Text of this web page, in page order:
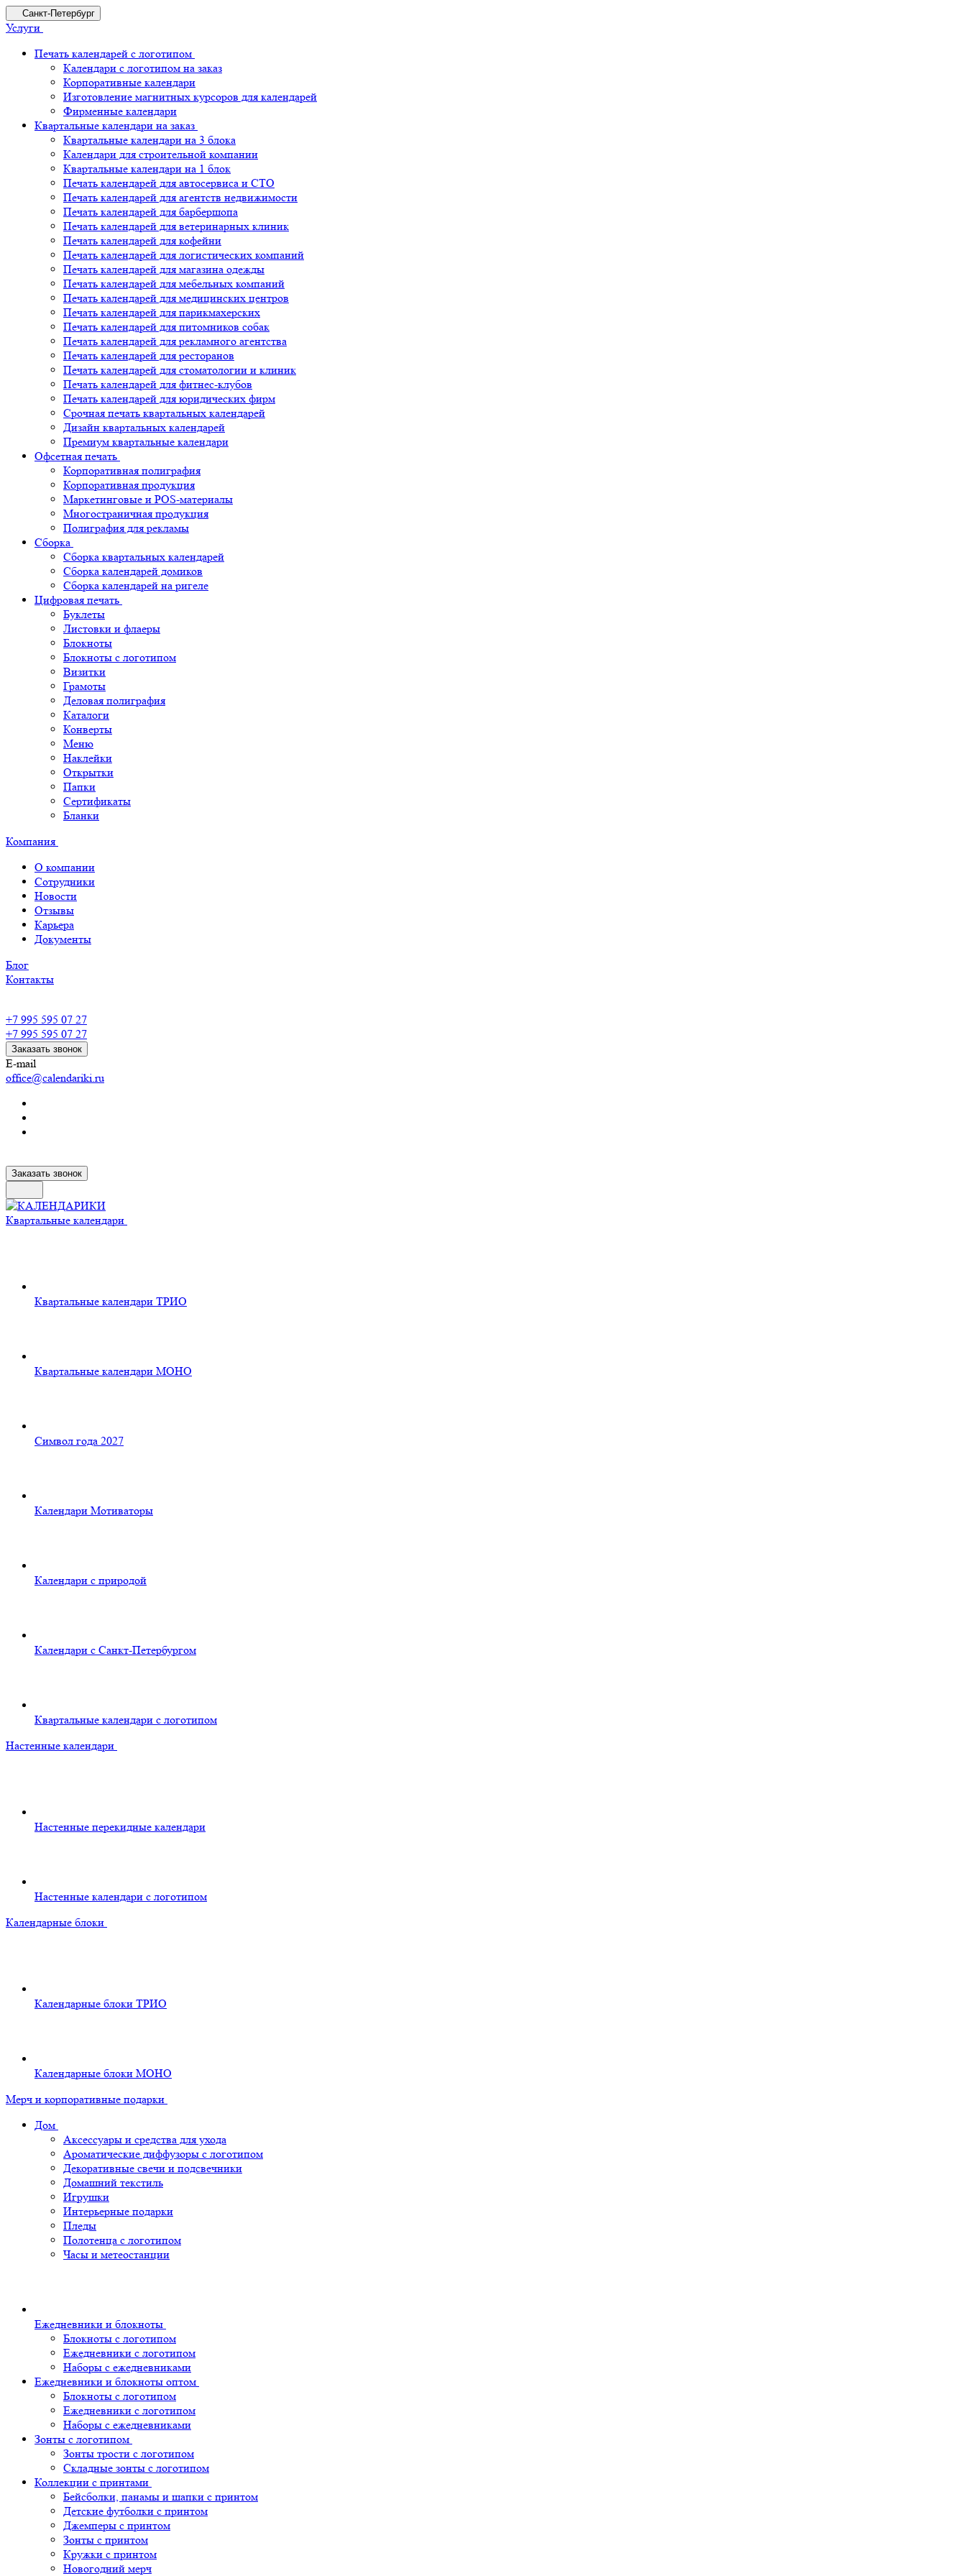
Санкт-Петербург
Услуги
Печать календарей с логотипом
Календари с логотипом на заказ
Корпоративные календари
Изготовление магнитных курсоров для календарей
Фирменные календари
Квартальные календари на заказ
Квартальные календари на 3 блока
Календари для строительной компании
Квартальные календари на 1 блок
Печать календарей для автосервиса и СТО
Печать календарей для агентств недвижимости
Печать календарей для барбершопа
Печать календарей для ветеринарных клиник
Печать календарей для кофейни
Печать календарей для логистических компаний
Печать календарей для магазина одежды
Печать календарей для мебельных компаний
Печать календарей для медицинских центров
Печать календарей для парикмахерских
Печать календарей для питомников собак
Печать календарей для рекламного агентства
Печать календарей для ресторанов
Печать календарей для стоматологии и клиник
Печать календарей для фитнес-клубов
Печать календарей для юридических фирм
Срочная печать квартальных календарей
Дизайн квартальных календарей
Премиум квартальные календари
Офсетная печать
Корпоративная полиграфия
Корпоративная продукция
Маркетинговые и POS-материалы
Многостраничная продукция
Полиграфия для рекламы
Сборка
Сборка квартальных календарей
Сборка календарей домиков
Сборка календарей на ригеле
Цифровая печать
Буклеты
Листовки и флаеры
Блокноты
Блокноты с логотипом
Визитки
Грамоты
Деловая полиграфия
Каталоги
Конверты
Меню
Наклейки
Открытки
Папки
Сертификаты
Бланки
Компания
О компании
Сотрудники
Новости
Отзывы
Карьера
Документы
Блог
Контакты
+7 995 595 07 27
+7 995 595 07 27
Заказать звонок
E-mail
office@calendariki.ru
Заказать звонок
Квартальные календари
Квартальные календари ТРИО
Квартальные календари МОНО
Символ года 2027
Календари Мотиваторы
Календари с природой
Календари с Санкт-Петербургом
Квартальные календари с логотипом
Настенные календари
Настенные перекидные календари
Настенные календари с логотипом
Календарные блоки
Календарные блоки ТРИО
Календарные блоки МОНО
Мерч и корпоративные подарки
Дом
Аксессуары и средства для ухода
Ароматические диффузоры с логотипом
Декоративные свечи и подсвечники
Домашний текстиль
Игрушки
Интерьерные подарки
Пледы
Полотенца с логотипом
Часы и метеостанции
Ежедневники и блокноты
Блокноты с логотипом
Ежедневники с логотипом
Наборы с ежедневниками
Ежедневники и блокноты оптом
Блокноты с логотипом
Ежедневники с логотипом
Наборы с ежедневниками
Зонты с логотипом
Зонты трости с логотипом
Складные зонты с логотипом
Коллекции с принтами
Бейсболки, панамы и шапки с принтом
Детские футболки с принтом
Джемперы с принтом
Зонты с принтом
Кружки с принтом
Новогодний мерч